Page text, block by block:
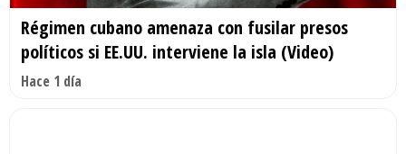
Régimen cubano amenaza con fusilar presos
políticos si EE.UU. interviene la isla (Video)
Hace 1 día